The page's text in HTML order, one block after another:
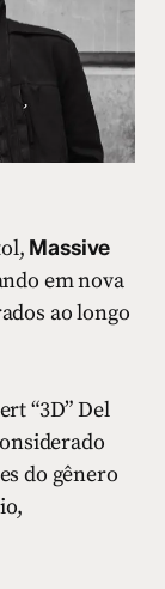
Massive
em nova
ao longo
“3D” Del
do gênero